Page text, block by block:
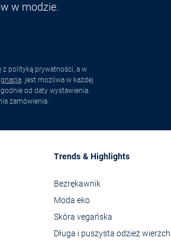
w modzie.
z polityką prywatności, a w
. jest możliwa w każdej
od daty wystawienia.
zamówienia.
Trends & Highlights
Bezrękawnik
Moda eko
Skóra vegańska
Długa i puszysta odzież